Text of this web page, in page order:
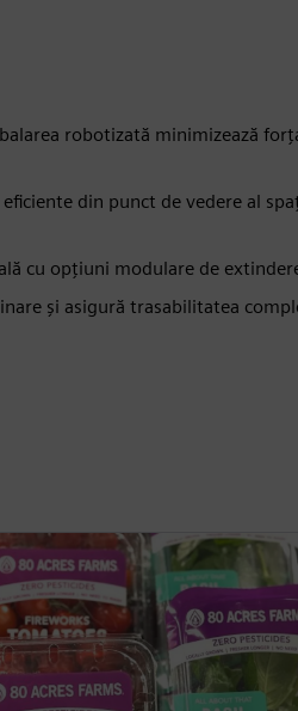
robotizată minimizează
din punct de vedere al
cu opțiuni modulare de
și asigură trasabilitatea